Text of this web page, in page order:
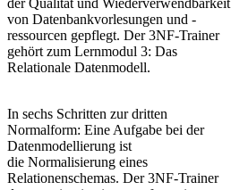
der Qualität und Wiederverwendbarkeit
von Datenbankvorlesungen und -
ressourcen gepflegt. Der 3NF-Trainer
gehört zum Lernmodul 3: Das
Relationale Datenmodell.
In sechs Schritten zur dritten
Normalform: Eine Aufgabe bei der
Datenmodellierung ist
die Normalisierung eines
Relationenschemas. Der 3NF-Trainer